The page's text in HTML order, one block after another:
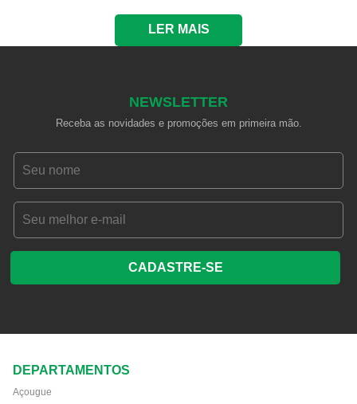
LER MAIS
NEWSLETTER
Receba as novidades e promoções em primeira mão.
CADASTRE-SE
DEPARTAMENTOS
Açougue